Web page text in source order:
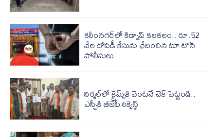
కరీంనగర్‌లో కిడ్నాప్ కలకలం.. రూ.52
వేల దోపిడీ కేసును ఛేదించిన టూ టౌన్
పోలీసులు
నిర్మల్‌‌లో క్రైమ్స్‌‌కి వెంటనే చెక్ పెట్టండి..
ఎస్పీకి బీజేపీ రిక్వెస్ట్